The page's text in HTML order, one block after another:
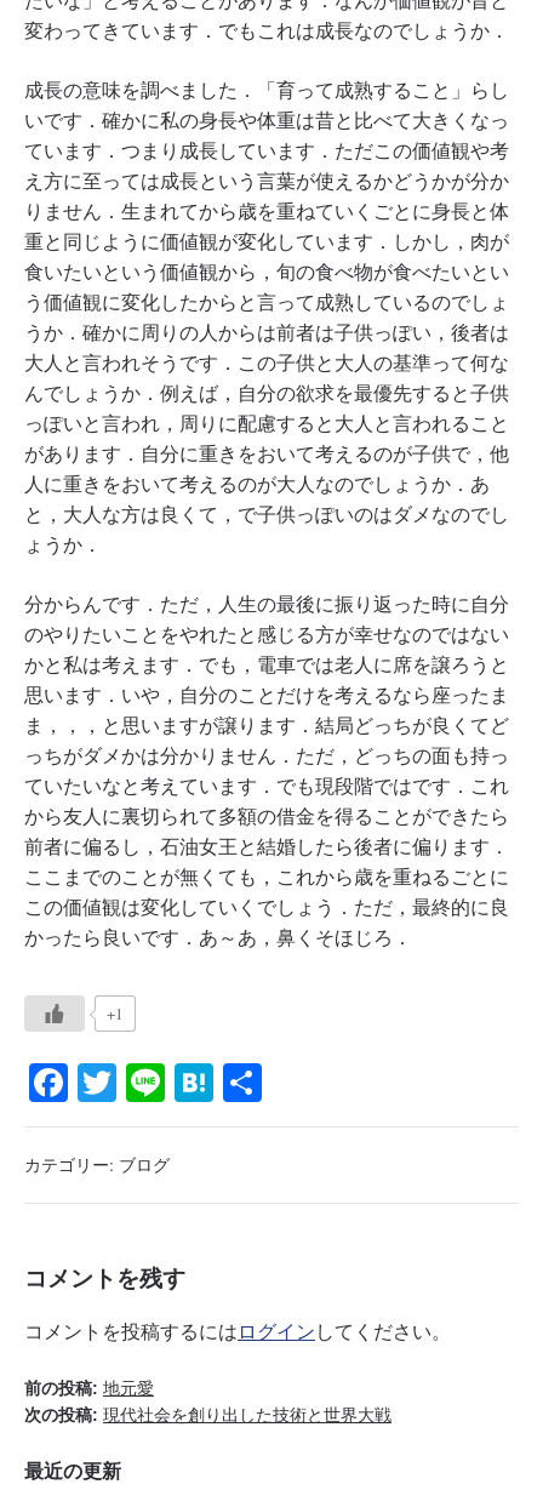
変わってきています．でもこれは成長なのでしょうか．
成長の意味を調べました．「育って成熟すること」らし
いです．確かに私の身長や体重は昔と比べて大きくなっ
ています．つまり成長しています．ただこの価値観や考
え方に至っては成長という言葉が使えるかどうかが分か
りません．生まれてから歳を重ねていくごとに身長と体
重と同じように価値観が変化しています．しかし，肉が
食いたいという価値観から，旬の食べ物が食べたいとい
う価値観に変化したからと言って成熟しているのでしょ
うか．確かに周りの人からは前者は子供っぽい，後者は
大人と言われそうです．この子供と大人の基準って何な
んでしょうか．例えば，自分の欲求を最優先すると子供
っぽいと言われ，周りに配慮すると大人と言われること
があります．自分に重きをおいて考えるのが子供で，他
人に重きをおいて考えるのが大人なのでしょうか．あ
と，大人な方は良くて，で子供っぽいのはダメなのでし
ょうか．
分からんです．ただ，人生の最後に振り返った時に自分
のやりたいことをやれたと感じる方が幸せなのではない
かと私は考えます．でも，電車では老人に席を譲ろうと
思います．いや，自分のことだけを考えるなら座ったま
ま，，，と思いますが譲ります．結局どっちが良くてど
っちがダメかは分かりません．ただ，どっちの面も持っ
ていたいなと考えています．でも現段階ではです．これ
から友人に裏切られて多額の借金を得ることができたら
前者に偏るし，石油女王と結婚したら後者に偏ります．
ここまでのことが無くても，これから歳を重ねるごとに
この価値観は変化していくでしょう．ただ，最終的に良
かったら良いです．あ～あ，鼻くそほじろ．
+1
Fa
ce
bo
ok
T
wi
tte
r
Li
ne
H
at
a
有
カテゴリー: ブログ
コメントを残す
コメントを投稿するにはログインしてください。
前の投稿: 地元愛
次の投稿: 現代社会を創り出した技術と世界大戦
最近の更新